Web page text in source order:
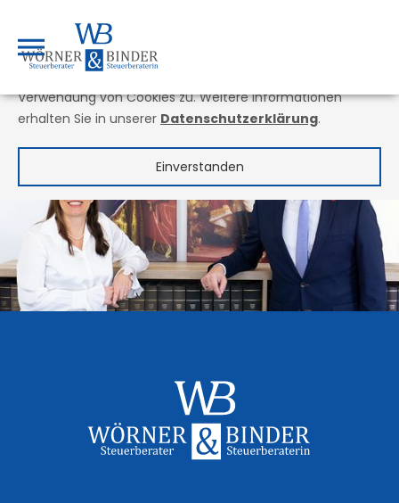
Um unsere Webseite für Sie optimal gestalten und
fortlaufend verbessern zu können, verwenden wir Cookies.
Durch die weitere Nutzung der Webseite stimmen Sie der
Verwendung von Cookies zu. Weitere Informationen
erhalten Sie in unserer Datenschutzerklärung.
Einverstanden